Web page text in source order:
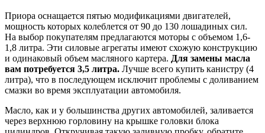
Приора оснащается пятью модификациями двигателей,
мощность которых колеблется от 90 до 130 лошадиных сил.
На выбор покупателям предлагаются моторы с объемом 1,6-
1,8 литра. Эти силовые агрегаты имеют схожую конструкцию
и одинаковый объем масляного картера. Для замены масла
вам потребуется 3,5 литра. Лучше всего купить канистру (4
литра), что в последующем исключит проблемы с доливанием
смазки во время эксплуатации автомобиля.
Масло, как и у большинства других автомобилей, заливается
через верхнюю горловину на крышке головки блока